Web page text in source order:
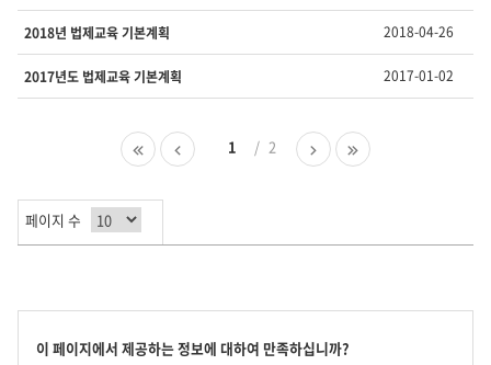
유
형,
록
를
제
공
다.
2018년 법제교육 기본계획 2018-04-26
2017년도 법제교육 기본계획 2017-01-02
첫
페
이
전
1 2
다
음
마
지
지
페이지 수
콘
이 페이지에서 제공하는 정보에 대하여 만족하십니까?